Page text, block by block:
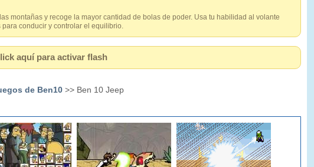
montañas y recoge la mayor cantidad de bolas de poder. Usa tu habilidad al volante
conducir y controlar el equilibrio.
aquí para activar flash
de Ben10 >> Ben 10 Jeep